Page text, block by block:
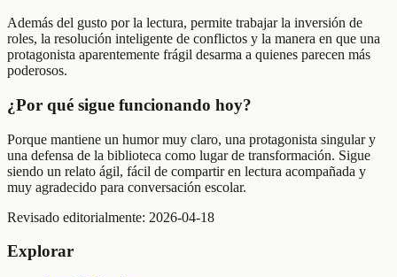
Además del gusto por la lectura, permite trabajar la inversión de
roles, la resolución inteligente de conflictos y la manera en que una
protagonista aparentemente frágil desarma a quienes parecen más
poderosos.
¿Por qué sigue funcionando hoy?
Porque mantiene un humor muy claro, una protagonista singular y
una defensa de la biblioteca como lugar de transformación. Sigue
siendo un relato ágil, fácil de compartir en lectura acompañada y
muy agradecido para conversación escolar.
Revisado editorialmente: 2026-04-18
Explorar